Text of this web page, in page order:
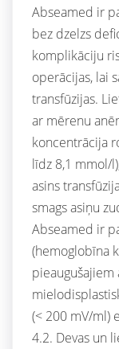
Abseamed ir
bez dzelzs
komplikāciju
operācijas, lai
transfūzijas.
ar mērenu
koncentrācija
līdz 8,1 mmol/
asins
smags asiņu
Abseamed ir
(hemoglobīna
pieaugušajiem
(< 200 mV/ml)
4.2. Devas un